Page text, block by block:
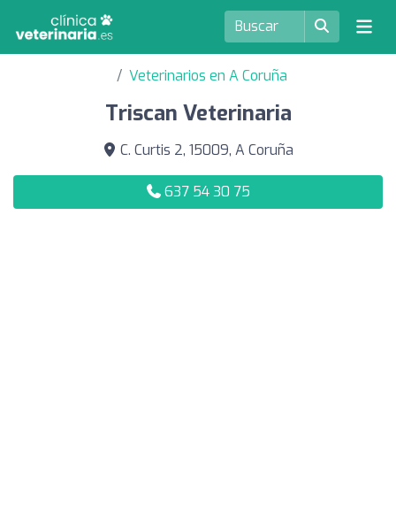
Veterinarios en A Coruña
Triscan Veterinaria
C. Curtis 2, 15009, A Coruña
637 54 30 75